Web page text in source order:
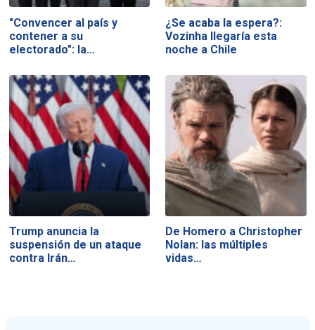
"Convencer al país y
contener a su
electorado": la…
¿Se acaba la espera?:
Vozinha llegaría esta
noche a Chile
Trump anuncia la
suspensión de un ataque
contra Irán…
De Homero a Christopher
Nolan: las múltiples
vidas…